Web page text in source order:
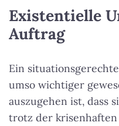
Existentielle
Auftrag
Ein
umso wichtiger
auszugehen ist, dass
trotz der